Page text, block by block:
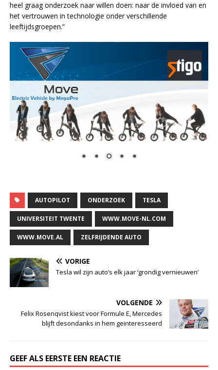
heel graag onderzoek naar willen doen: naar de invloed van en
het vertrouwen in technologie onder verschillende
leeftijdsgroepen.”
AUTOPILOT ONDERZOEK TESLA
UNIVERSITEIT TWENTE WWW.MOVE-NL.COM
WWW.MOVE.AL ZELFRIJDENDE AUTO
VORIGE
Tesla wil zijn auto’s elk jaar ‘grondig vernieuwen’
VOLGENDE
Felix Rosenqvist kiest voor Formule E, Mercedes
blijft desondanks in hem geinteresseerd
GEEF ALS EERSTE EEN REACTIE